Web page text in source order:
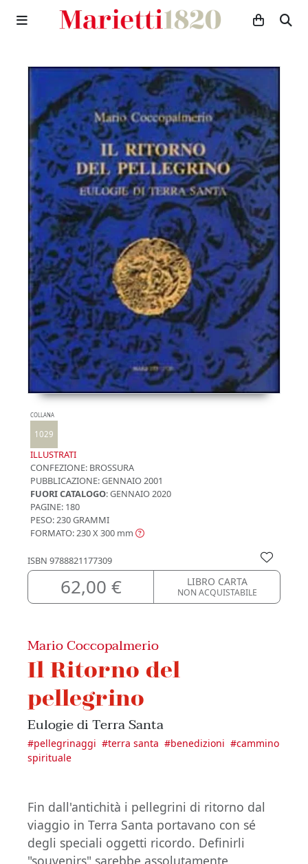
COLLANA
1029
ILLUSTRATI
CONFEZIONE: BROSSURA
PUBBLICAZIONE:GENNAIO 2001
FUORI CATALOGO: GENNAIO 2020
PAGINE: 180
PESO: 230 GRAMMI
FORMATO: 230 X 300 mm
ISBN 9788821177309
62,00 € LIBRO CARTA
NON ACQUISTABILE
Mario Coccopalmerio
Il Ritorno del
pellegrino
Eulogie di Terra Santa
#pellegrinaggi #terra santa #benedizioni #cammino
spirituale
Fin dall'antichità i pellegrini di ritorno dal
viaggio in Terra Santa portavano con sé
degli speciali oggetti ricordo. Definirli